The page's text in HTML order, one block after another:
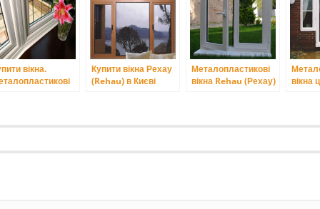
вікна.
Купити вікна Рехау
(Rehau) в Києві
Металопластикові
вікна Rehau (Рехау)
вікна